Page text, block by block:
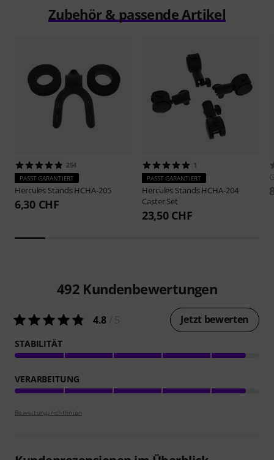
Zubehör & passende Artikel
254
PASST GARANTIERT
Hercules StandsHCHA-205
6,30 CHF
1
PASST GARANTIERT
Hercules StandsHCHA-204
Caster Set
23,50 CHF
492 Kundenbewertungen
4.8 Jetzt bewerten
STABILITÄT
VERARBEITUNG
Bewertungsrichtlinien